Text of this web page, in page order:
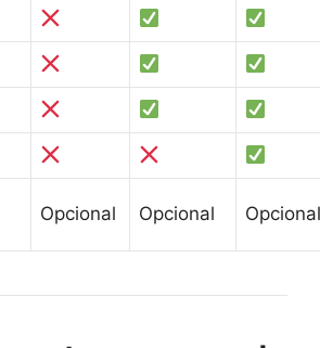
Opcional Opcional Opcional